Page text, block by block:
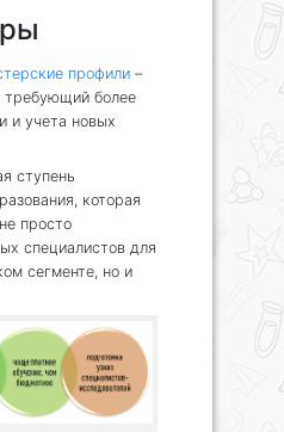
профили –
требующий более
и учета новых
ступень
которая
просто
специалистов для
сегменте, но и